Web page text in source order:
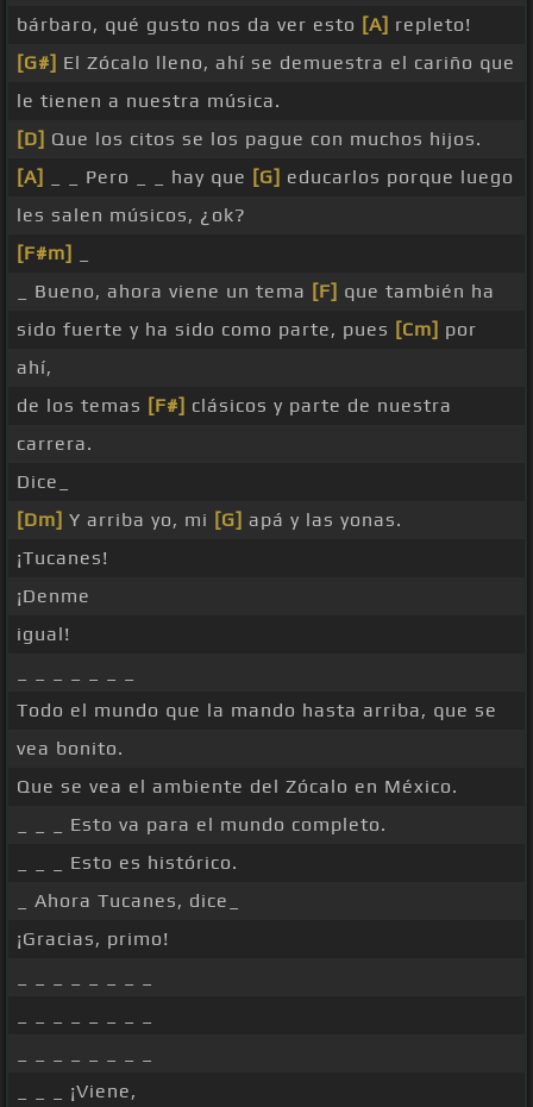
bárbaro, qué gusto nos da ver esto [A] repleto!
[G#] El Zócalo lleno, ahí se demuestra el cariño que
le tienen a nuestra música.
[D] Que los citos se los pague con muchos hijos.
[A]
_ _ Pero _ _ hay que [G] educarlos porque luego
les salen músicos, ¿ok?
[F#m]
_ Bueno, ahora viene un tema [F] que también ha
sido fuerte y ha sido como parte, pues [Cm] por
ahí,
de los temas [F#] clásicos y parte de nuestra
carrera.
Dice_
[Dm] Y arriba yo, mi [G] apá y las yonas.
¡Tucanes!
¡Denme
igual!
Todo el mundo que la mando hasta arriba, que se
vea bonito.
Que se vea el ambiente del Zócalo en México.
_ _ _ Esto va para el mundo completo.
_ _ _ Esto es histórico.
_ Ahora Tucanes, dice_
¡Gracias, primo!
_ _ _ ¡Viene,